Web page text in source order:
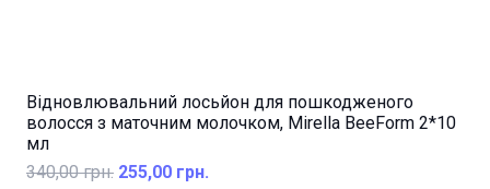
Відновлювальний лосьйон для пошкодженого
волосся з маточним молочком, Mirella BeeForm 2*10
мл
340,00грн. Оригінальна
255,00 грн.